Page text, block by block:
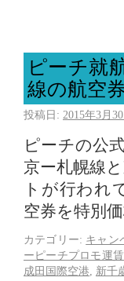
ピーチ就
線の航空
投稿日: 2015年3月30
ピーチの公
京ー札幌線
トが行われ
空券を特別
カテゴリー: キャン
ーピーチプロモ運賃
成田国際空港
新千